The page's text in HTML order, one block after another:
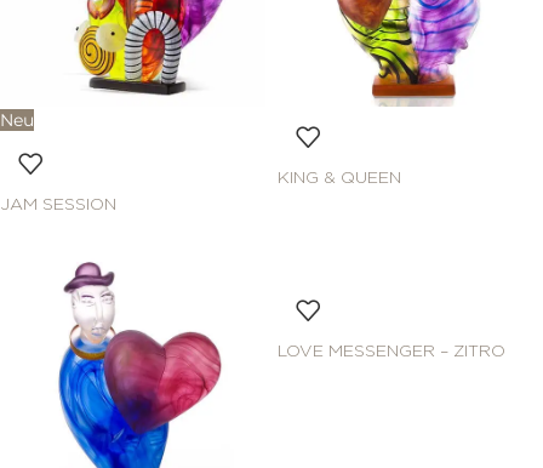
Neu
JAM SESSION
KING & QUEEN
LOVE MESSENGER – ZITRO